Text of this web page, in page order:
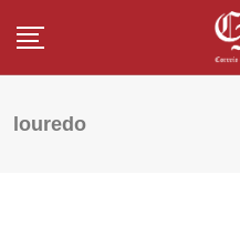
louredo